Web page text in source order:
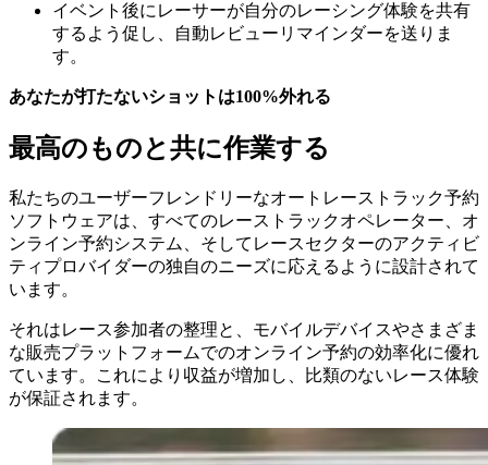
イベント後にレーサーが自分のレーシング体験を共有
するよう促し、自動レビューリマインダーを送りま
す。
あなたが打たないショットは100%外れる
最高のものと共に作業する
私たちのユーザーフレンドリーなオートレーストラック予約
ソフトウェアは、すべてのレーストラックオペレーター、オ
ンライン予約システム、そしてレースセクターのアクティビ
ティプロバイダーの独自のニーズに応えるように設計されて
います。
それはレース参加者の整理と、モバイルデバイスやさまざま
な販売プラットフォームでのオンライン予約の効率化に優れ
ています。これにより収益が増加し、比類のないレース体験
が保証されます。